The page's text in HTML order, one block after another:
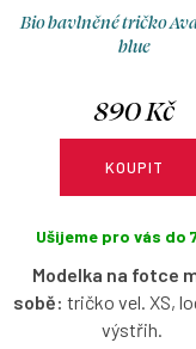
Bio bavlněné tričko
blue
890 Kč
KOUPIT
Ušijeme pro vás do
Modelka na fotce
sobě: tričko vel. XS,
výstřih.